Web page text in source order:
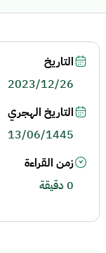
التاريخ
2023/12/26
التاريخ الهجري
13/06/1445
زمن القراءة
0 دقيقة